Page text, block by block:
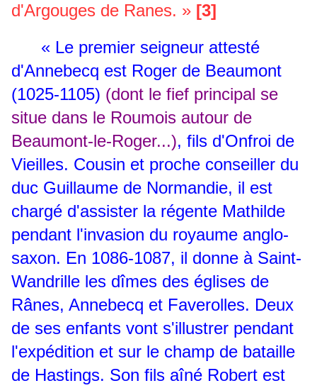
d'Argouges de Ranes. » [3]
« Le premier seigneur attesté
d'Annebecq est Roger de Beaumont
(1025-1105) (dont le fief principal se
situe dans le Roumois autour de
Beaumont-le-Roger...), fils d'Onfroi de
Vieilles. Cousin et proche conseiller du
duc Guillaume de Normandie, il est
chargé d'assister la régente Mathilde
pendant l'invasion du royaume anglo-
saxon. En 1086-1087, il donne à Saint-
Wandrille les dîmes des églises de
Rânes, Annebecq et Faverolles. Deux
de ses enfants vont s'illustrer pendant
l'expédition et sur le champ de bataille
de Hastings. Son fils aîné Robert est